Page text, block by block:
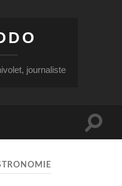
journaliste
Toggle